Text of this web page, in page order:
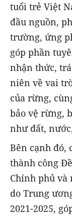
tuổi trẻ Việt
đầu nguồn,
trường, ứng
góp phần
nhận thức,
niên về vai
của rừng,
bảo vệ rừng,
như đất,
Bên cạnh
thành công
Chính phủ và
do Trung
2021-2025,